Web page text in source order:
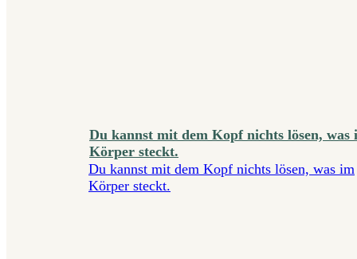
Du kannst mit dem Kopf nichts lösen, was
Körper steckt.
Du kannst mit dem Kopf nichts lösen, was im
Körper steckt.